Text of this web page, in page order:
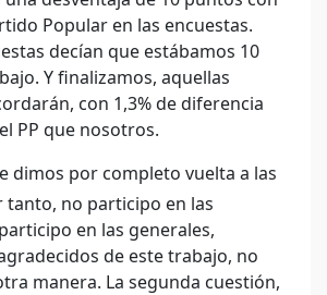
Popular en las encuestas.
decían que estábamos 10
Y finalizamos, aquellas
con 1,3% de diferencia
PP que nosotros.
dimos por completo vuelta a las
tanto, no participo en las
en las generales,
de este trabajo, no
manera. La segunda cuestión,